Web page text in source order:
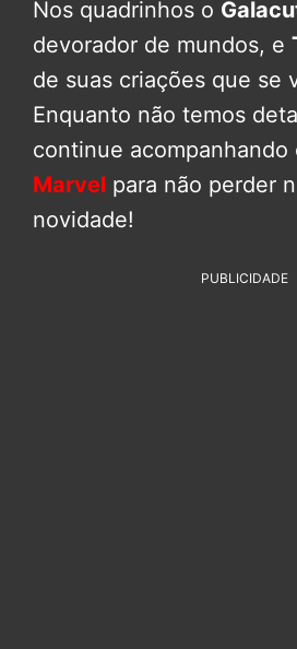
Nos quadrinhos o
devorador de mundos, e
de suas criações que se
Enquanto não temos
continue acompanhando
Marvel para não perder
novidade!
PUBLICIDADE